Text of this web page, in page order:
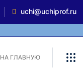
uchi@uchiprof.ru
НА ГЛАВНУЮ